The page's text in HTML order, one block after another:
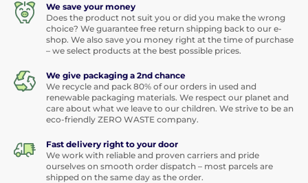
We save your money
Does the product not suit you or did you make the wrong
choice? We guarantee free return shipping back to our e-
shop. We also save you money right at the time of purchase
– we select products at the best possible prices.
We give packaging a 2nd chance
We recycle and pack 80% of our orders in used and
renewable packaging materials. We respect our planet and
care about what we leave to our children. We strive to be an
eco-friendly ZERO WASTE company.
Fast delivery right to your door
We work with reliable and proven carriers and pride
ourselves on smooth order dispatch – most parcels are
shipped on the same day as the order.